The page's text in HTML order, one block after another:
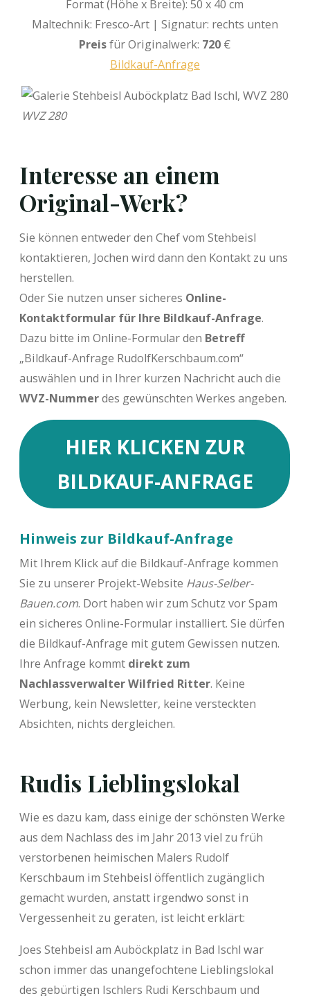
Format (Höhe x Breite): 50 x 40 cm
Maltechnik: Fresco-Art | Signatur: rechts unten
Preisfür Originalwerk: 720 €
Bildkauf-Anfrage
WVZ 280
Interesse an einem
Original-Werk?
Sie können entweder den Chef vom Stehbeisl
kontaktieren, Jochen wird dann den Kontakt zu uns
herstellen.
Oder Sie nutzen unser sicheres Online-
Kontaktformular für Ihre Bildkauf-Anfrage.
Dazu bitte im Online-Formular den Betreff
„Bildkauf-Anfrage RudolfKerschbaum.com“
auswählen und in Ihrer kurzen Nachricht auch die
WVZ-Nummerdes gewünschten Werkes angeben.
HIER KLICKEN ZUR
BILDKAUF-ANFRAGE
Hinweis zur Bildkauf-Anfrage
Mit Ihrem Klick auf die Bildkauf-Anfrage kommen
Sie zu unserer Projekt-Website Haus-Selber-
Bauen.com. Dort haben wir zum Schutz vor Spam
ein sicheres Online-Formular installiert. Sie dürfen
die Bildkauf-Anfrage mit gutem Gewissen nutzen.
Ihre Anfrage kommt direkt zum
Nachlassverwalter Wilfried Ritter. Keine
Werbung, kein Newsletter, keine versteckten
Absichten, nichts dergleichen.
Rudis Lieblingslokal
Wie es dazu kam, dass einige der schönsten Werke
aus dem Nachlass des im Jahr 2013 viel zu früh
verstorbenen heimischen Malers Rudolf
Kerschbaum im Stehbeisl öffentlich zugänglich
gemacht wurden, anstatt irgendwo sonst in
Vergessenheit zu geraten, ist leicht erklärt:
Joes Stehbeisl am Auböckplatz in Bad Ischl war
schon immer das unangefochtene Lieblingslokal
des gebürtigen Ischlers Rudi Kerschbaum und